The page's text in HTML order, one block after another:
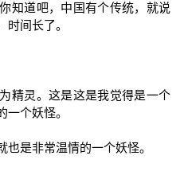
知道吧，中国有个传统，就说
间长了。
精灵。这是这是我觉得是一个
个妖怪。
是非常温情的一个妖怪。